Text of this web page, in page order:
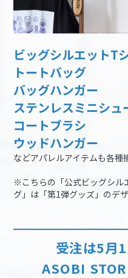
ビッグシルエットT
トートバッグ
バッグハンガー
ステンレスミニシュ
コートブラシ
ウッドハンガー
などアパレルアイテムも各種
※こちらの「公式ビッグシル
グ」は「第1弾グッズ」のデ
受注は5月
ASOBI